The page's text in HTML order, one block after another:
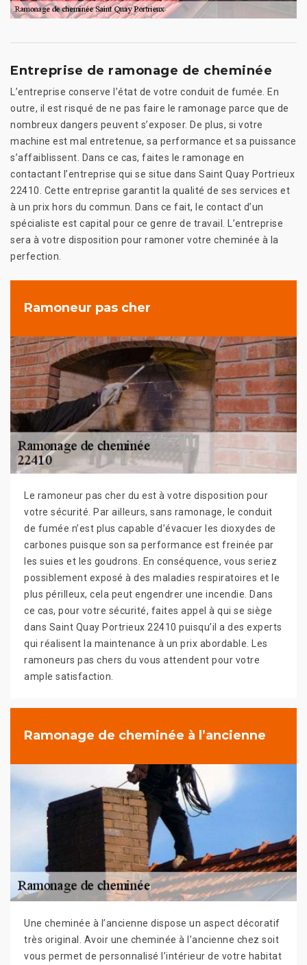
Entreprise de ramonage de cheminée
L’entreprise conserve l’état de votre conduit de fumée. En
outre, il est risqué de ne pas faire le ramonage parce que de
nombreux dangers peuvent s’exposer. De plus, si votre
machine est mal entretenue, sa performance et sa puissance
s’affaiblissent. Dans ce cas, faites le ramonage en
contactant l’entreprise qui se situe dans Saint Quay Portrieux
22410. Cette entreprise garantit la qualité de ses services et
à un prix hors du commun. Dans ce fait, le contact d’un
spécialiste est capital pour ce genre de travail. L’entreprise
sera à votre disposition pour ramoner votre cheminée à la
perfection.
Ramoneur pas cher
Le ramoneur pas cher du est à votre disposition pour
votre sécurité. Par ailleurs, sans ramonage, le conduit
de fumée n’est plus capable d’évacuer les dioxydes de
carbones puisque son sa performance est freinée par
les suies et les goudrons. En conséquence, vous seriez
possiblement exposé à des maladies respiratoires et le
plus périlleux, cela peut engendrer une incendie. Dans
ce cas, pour votre sécurité, faites appel à qui se siège
dans Saint Quay Portrieux 22410 puisqu’il a des experts
qui réalisent la maintenance à un prix abordable. Les
ramoneurs pas chers du vous attendent pour votre
ample satisfaction.
Ramonage de cheminée à l’ancienne
Une cheminée à l’ancienne dispose un aspect décoratif
très original. Avoir une cheminée à l’ancienne chez soit
vous permet de personnalisé l’intérieur de votre habitat